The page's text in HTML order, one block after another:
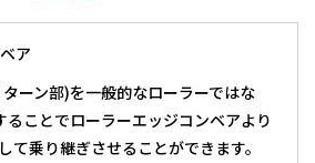
ア
ーン部)を一般的なローラーではな
ることでローラーエッジコンベアより
て乗り継ぎさせることができます。